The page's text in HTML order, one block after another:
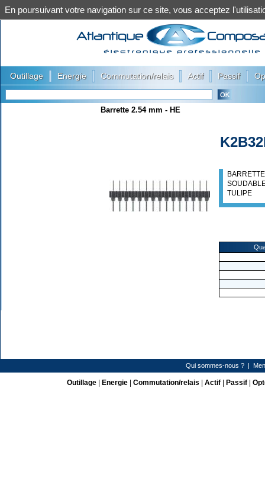
Outillage Energie Commutation/relais Actif Passif
Barrette 2.54 mm - HE
TULIPE
Qui sommes-nous ? |
Outillage| Energie| Commutation/relais Actif| Passif|
En poursuivant votre navigation sur ce site, vous acceptez